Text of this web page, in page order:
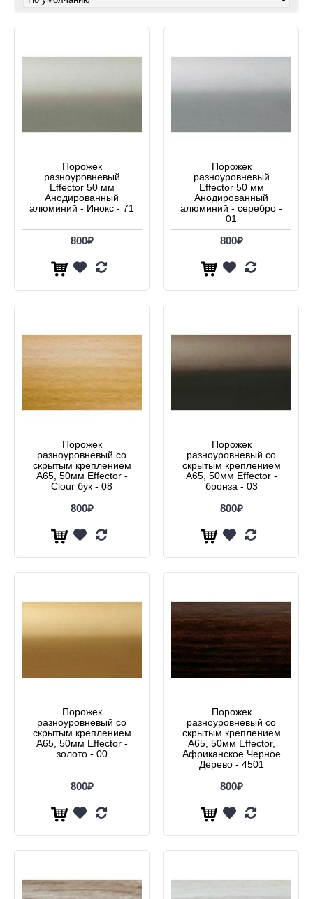
Порожек
разноуровневый
Effector 50 мм
Анодированный
алюминий - Инокс - 71
800₽
Порожек
разноуровневый
Effector 50 мм
Анодированный
алюминий - серебро -
01
800₽
Порожек
разноуровневый со
скрытым креплением
А65, 50мм Effector -
Clour бук - 08
800₽
Порожек
разноуровневый со
скрытым креплением
А65, 50мм Effector -
бронза - 03
800₽
Порожек
разноуровневый со
скрытым креплением
А65, 50мм Effector -
золото - 00
800₽
Порожек
разноуровневый со
скрытым креплением
А65, 50мм Effector,
Африканское Черное
Дерево - 4501
800₽